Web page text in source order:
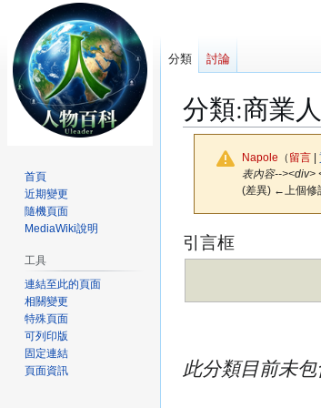
分類:商業
Napole （ 留言|
表內容--><div>
(差異) ←上個修
跳
至
覽
跳
至
尋
引言框
此分類目前未包
分類 討論
首頁
近期變更
隨機頁面
MediaWiki說明
工具
連結至此的頁面
相關變更
特殊頁面
可列印版
固定連結
頁面資訊